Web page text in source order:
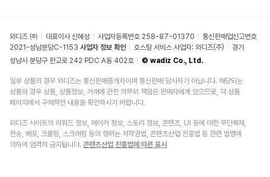
와디즈 ㈜ 대표이사 신혜성 사업자등록번호 258-87-01370
통신판매업신고번호
2021-성남분당C-1153 사업자 정보 확인 호스팅 서비스 사업자: 와디즈(주)
경기
성남시 분당구 판교로 242 PDC A동 402호
© wadiz Co., Ltd.
일부 상품의 경우 와디즈는 통신판매중개자이며 통신판매 당사자가 아닙니다. 해당되는
상품의 경우 상품, 상품정보, 거래에 관한 의무와 책임은 판매자에게 있으므로, 각 상품
페이지에서 구체적인 내용을 확인하시기 바랍니다.
와디즈 사이트의 리워드 정보, 메이커 정보, 스토리 정보, 콘텐츠, UI 등에 대한 무단복제,
전송, 배포, 크롤링, 스크래핑 등의 행위는 저작권법, 콘텐츠산업 진흥법 등 관련 법령에
의하여 엄격히 금지됩니다. 콘텐츠산업 진흥법에 따른 표시